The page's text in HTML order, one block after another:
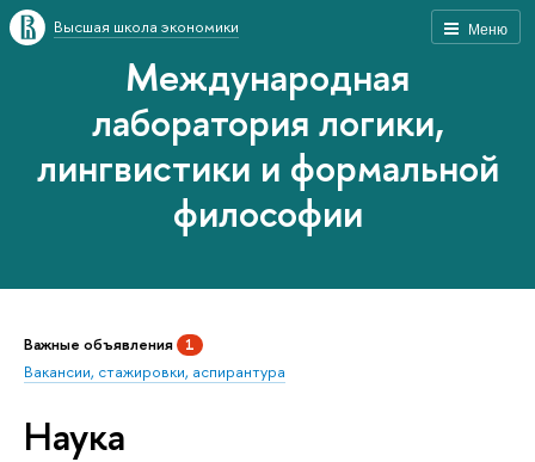
Меню
Высшая школа экономики
Международная
лаборатория логики,
лингвистики и формальной
философии
Важные объявления 1
Вакансии, стажировки, аспирантура
Наука